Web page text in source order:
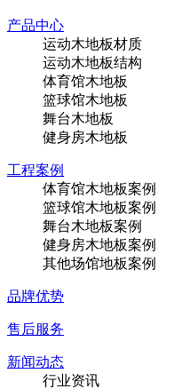
产品中心
运动木地板材质
运动木地板结构
体育馆木地板
篮球馆木地板
舞台木地板
健身房木地板
工程案例
体育馆木地板案例
篮球馆木地板案例
舞台木地板案例
健身房木地板案例
其他场馆地板案例
品牌优势
售后服务
新闻动态
行业资讯